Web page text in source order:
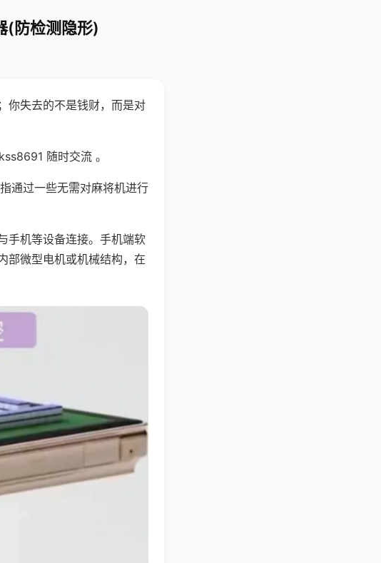
(防检测隐形)
你失去的不是钱财，而是对
随时交流 。
通过一些无需对麻将机进行
手机等设备连接。手机端软
部微型电机或机械结构，在